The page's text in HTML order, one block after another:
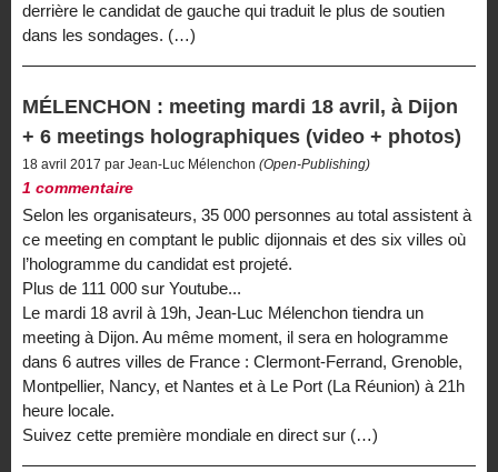
derrière le candidat de gauche qui traduit le plus de soutien
dans les sondages. (…)
MÉLENCHON : meeting mardi 18 avril, à Dijon
+ 6 meetings holographiques (video + photos)
18 avril 2017 par Jean-Luc Mélenchon (Open-Publishing)
1 commentaire
Selon les organisateurs, 35 000 personnes au total assistent à
ce meeting en comptant le public dijonnais et des six villes où
l’hologramme du candidat est projeté.
Plus de 111 000 sur Youtube...
Le mardi 18 avril à 19h, Jean-Luc Mélenchon tiendra un
meeting à Dijon. Au même moment, il sera en hologramme
dans 6 autres villes de France : Clermont-Ferrand, Grenoble,
Montpellier, Nancy, et Nantes et à Le Port (La Réunion) à 21h
heure locale.
Suivez cette première mondiale en direct sur (…)